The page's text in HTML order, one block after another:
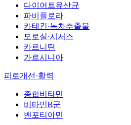
다이어트유산균
파비플로라
카테킨·녹차추출물
모로실·시서스
카르니틴
가르시니아
피로개선·활력
종합비타민
비타민B군
벤포티아민